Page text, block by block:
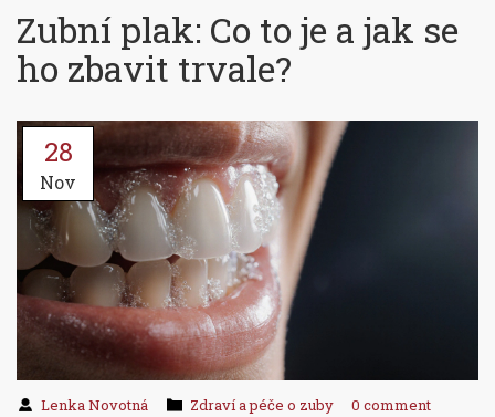
Zubní plak: Co to je a jak se
ho zbavit trvale?
28
Nov
Lenka Novotná Zdraví a péče o zuby 0 comment